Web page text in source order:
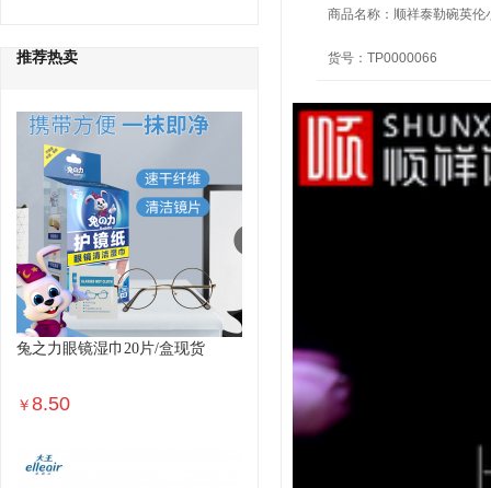
推荐热卖
兔之力眼镜湿巾20片/盒现货
￥8.50
商品名称： 顺祥泰勒碗英伦
货号： TP0000066